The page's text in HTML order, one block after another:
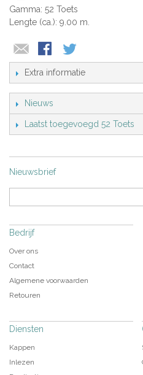
Gamma: 52 Toets
Lengte (ca.): 9.00 m.
Extra informatie
Nieuws
Laatst toegevoegd 52 Toets
Nieuwsbrief
Bedrijf
Over ons
Contact
Algemene voorwaarden
Retouren
Diensten
Kappen
Inlezen